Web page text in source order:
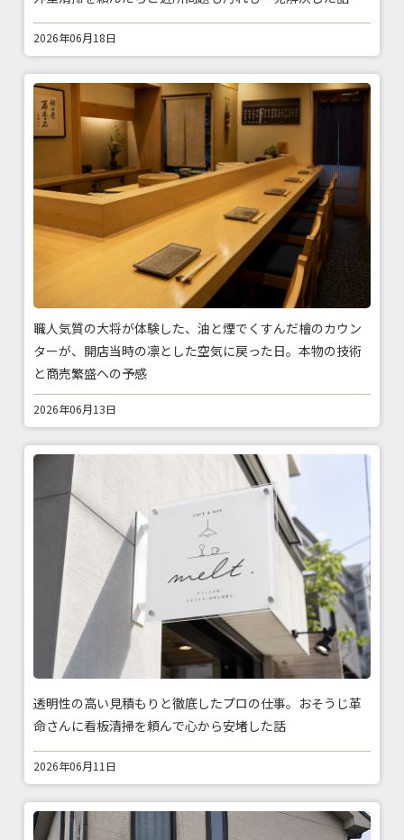
2026年06月18日
職人気質の大将が体験した、油と煙でくすんだ檜のカウン
ターが、開店当時の凛とした空気に戻った日。本物の技術
と商売繁盛への予感
2026年06月13日
透明性の高い見積もりと徹底したプロの仕事。おそうじ革
命さんに看板清掃を頼んで心から安堵した話
2026年06月11日